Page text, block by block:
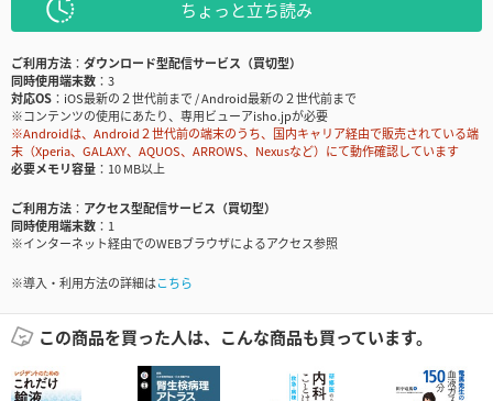
ちょっと立ち読み
ご利用方法
ダウンロード型配信サービス（買切型）
同時使用端末数
3
対応OS
iOS最新の２世代前まで / Android最新の２世代前まで
※コンテンツの使用にあたり、専用ビューアisho.jpが必要
※Androidは、Android２世代前の端末のうち、国内キャリア経由で販売されている端
末（Xperia、GALAXY、AQUOS、ARROWS、Nexusなど）にて動作確認しています
必要メモリ容量
10 MB以上
ご利用方法
アクセス型配信サービス（買切型）
同時使用端末数
1
※インターネット経由でのWEBブラウザによるアクセス参照
※導入・利用方法の詳細はこちら
この商品を買った人は、こんな商品も買っています。